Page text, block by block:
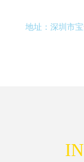
地址：深圳市